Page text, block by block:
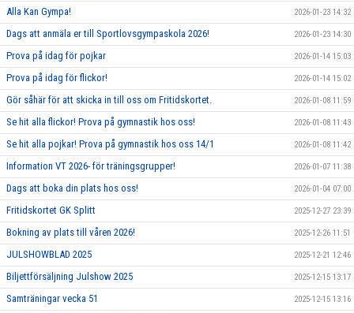
Alla Kan Gympa! 2026-01-23 14:32
Dags att anmäla er till Sportlovsgympaskola 2026! 2026-01-23 14:30
Prova på idag för pojkar 2026-01-14 15:03
Prova på idag för flickor! 2026-01-14 15:02
Gör såhär för att skicka in till oss om Fritidskortet. 2026-01-08 11:59
Se hit alla flickor! Prova på gymnastik hos oss! 2026-01-08 11:43
Se hit alla pojkar! Prova på gymnastik hos oss 14/1 2026-01-08 11:42
Information VT 2026- för träningsgrupper! 2026-01-07 11:38
Dags att boka din plats hos oss! 2026-01-04 07:00
Fritidskortet GK Splitt 2025-12-27 23:39
Bokning av plats till våren 2026! 2025-12-26 11:51
JULSHOWBLAD 2025 2025-12-21 12:46
Biljettförsäljning Julshow 2025 2025-12-15 13:17
Samträningar vecka 51 2025-12-15 13:16